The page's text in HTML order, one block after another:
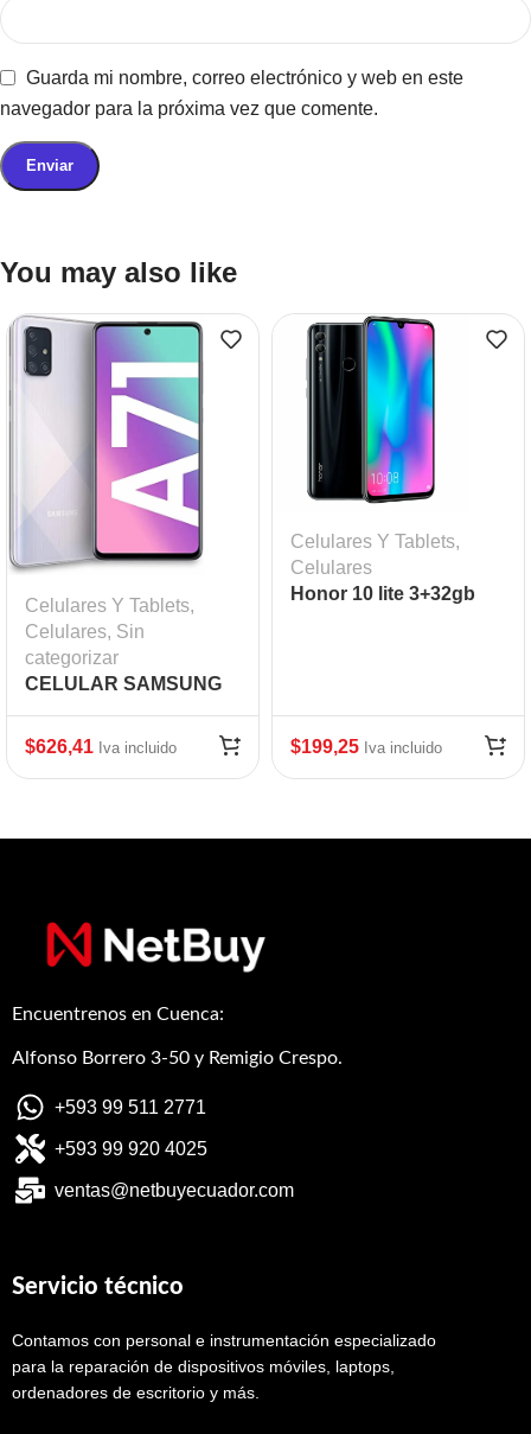
Guarda mi nombre, correo electrónico y web en este
navegador para la próxima vez que comente.
You may also like
Celulares Y Tablets,
Celulares, Sin
categorizar
CELULAR SAMSUNG
Snapdragon
730/MEMORIA
AMOLED PLUS DE
(12MP+5MP+5MP)
FRONTAL
64MP/NEGRO NUEVO
$626,41 Iva incluido
Celulares Y Tablets,
Celulares
Honor 10 lite 3+32gb
$199,25 Iva incluido
Encuentrenos en Cuenca:
Alfonso Borrero 3-50 y Remigio Crespo.
+593 99 511 2771
+593 99 920 4025
ventas@netbuyecuador.com
Servicio técnico
Contamos con personal e instrumentación especializado
para la reparación de dispositivos móviles, laptops,
ordenadores de escritorio y más.